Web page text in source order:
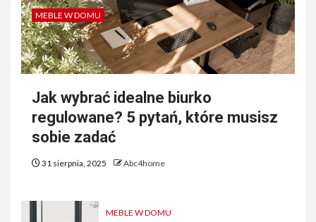
MEBLE W DOMU
Jak wybrać idealne biurko
regulowane? 5 pytań, które musisz
sobie zadać
31 sierpnia, 2025 Abc4home
MEBLE W DOMU